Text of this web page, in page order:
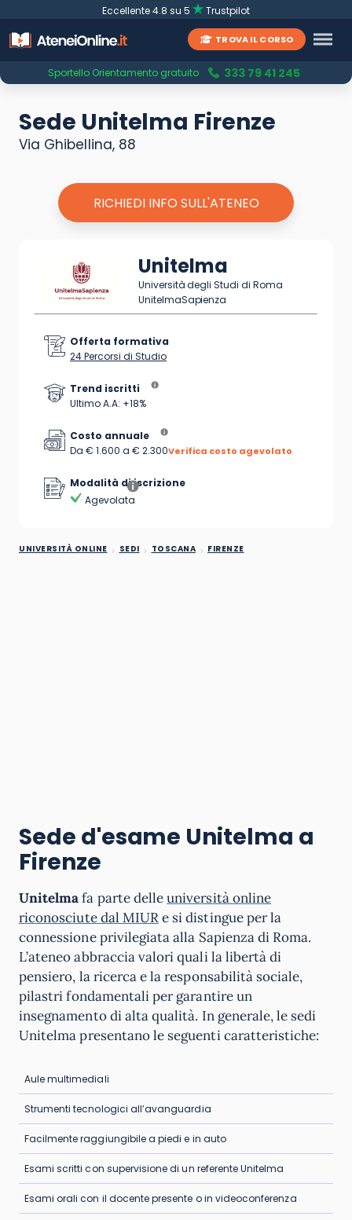
Eccellente 4.8 su 5 Trustpilot
TROVA IL CORSO
Sportello Orientamento gratuito 333 79 41 245
Sede Unitelma Firenze
Via Ghibellina, 88
RICHIEDI INFO SULL'ATENEO
Unitelma
Università degli Studi di Roma
UnitelmaSapienza
Offerta formativa
24 Percorsi di Studio
Trend iscritti
Ultimo A.A: +18%
Costo annuale
Da € 1.600 a € 2.300Verifica costo agevolato
Modalità di iscrizione
Agevolata
UNIVERSITÀ ONLINE SEDI TOSCANA FIRENZE
Sede d'esame Unitelma a
Firenze
Unitelmafa parte delleuniversità online
riconosciute dal MIURe si distingue per la
connessione privilegiata alla Sapienza di Roma.
L’ateneo abbraccia valori quali la libertà di
pensiero, la ricerca e la responsabilità sociale,
pilastri fondamentali per garantire un
insegnamento di alta qualità. In generale, le sedi
Unitelma presentano le seguenti caratteristiche:
Aule multimediali
Strumenti tecnologici all’avanguardia
Facilmente raggiungibile a piedi e in auto
Esami scritti con supervisione di un referente Unitelma
Esami orali con il docente presente o in videoconferenza